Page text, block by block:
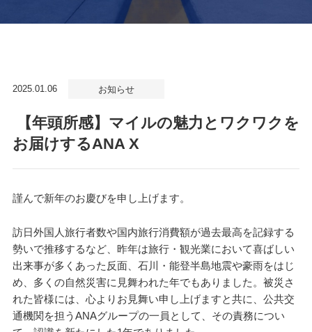
2025.01.06 お知らせ
【年頭所感】マイルの魅力とワクワクを
お届けするANA X
謹んで新年のお慶びを申し上げます。
訪日外国人旅行者数や国内旅行消費額が過去最高を記録する
勢いで推移するなど、昨年は旅行・観光業において喜ばしい
出来事が多くあった反面、石川・能登半島地震や豪雨をはじ
め、多くの自然災害に見舞われた年でもありました。被災さ
れた皆様には、心よりお見舞い申し上げますと共に、公共交
通機関を担うANAグループの一員として、その責務につい